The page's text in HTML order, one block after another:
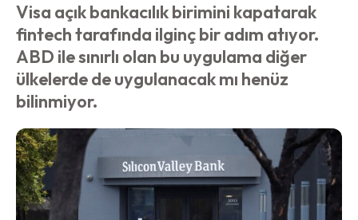
Visa açık bankacılık birimini kapatarak
fintech tarafında ilginç bir adım atıyor.
ABD ile sınırlı olan bu uygulama diğer
ülkelerde de uygulanacak mı henüz
bilinmiyor.